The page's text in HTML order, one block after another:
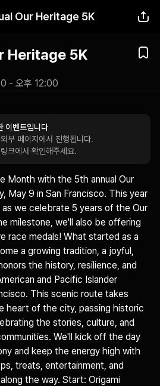
Our Heritage 5K
Heritage 5K
- 오후 12:00
이벤트입니다
부 페이지에서 진행됩니다.
크에서 확인해주세요.
Month with the 5th annual Our
May 9 in San Francisco. This year
as we celebrate 5 years of the Our
milestone, we'll also be offering
race medals! What started as a
a growing tradition, a joyful,
the history, resilience, and
and Pacific Islander
This scenic route takes
heart of the city, passing historic
the stories, culture, and
We'll kick off the day
and keep the energy high with
treats, entertainment, and
the way. Start: Origami